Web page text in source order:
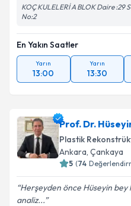
KOÇ KULELERİ A BLOK Daire :29
No:2
En Yakın Saatler
Yarın
13:00
Yarın
13:30
Prof. Dr.
Plastik
Ankara, Çankaya
5 (74
Herşeyden önce Hüseyin bey
analiz...